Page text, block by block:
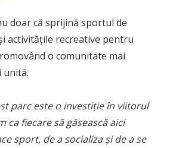
doar că sprijină sportul de
activitățile recreative pentru
o comunitate mai
unită.
parc este o investiție în viitorul
ca fiecare să găsească aici
sport, de a socializa și de a se